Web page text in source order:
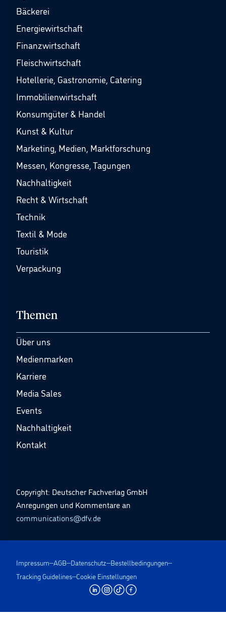
Bäckerei
Energiewirtschaft
Finanzwirtschaft
Fleischwirtschaft
Hotellerie, Gastronomie, Catering
Immobilienwirtschaft
Konsumgüter & Handel
Kunst & Kultur
Marketing, Medien, Marktforschung
Messen, Kongresse, Tagungen
Nachhaltigkeit
Recht & Wirtschaft
Technik
Textil & Mode
Touristik
Verpackung
Themen
Über uns
Medienmarken
Karriere
Media Sales
Events
Nachhaltigkeit
Kontakt
Copyright: Deutscher Fachverlag GmbH
Anregungen und Kommentare an
communications@dfv.de
Impressum AGB Datenschutz Bestellbedingungen
Tracking Guidelines Cookie Einstellungen